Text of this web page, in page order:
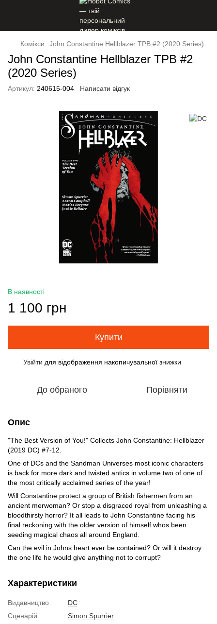
Комікси John Constantine Hellblazer TPB #2 (2020 Series)
John Constantine Hellblazer TPB #2
(2020 Series)
Артикул: 240615-004 Написати відгук
В наявності
1 100 грн
Купити
Увійти для відображення накопичувальної знижки
До обраного Порівняти
Опис
"The Best Version of You!" Collects John Constantine: Hellblazer
(2019 DC) #7-12.
One of DCs and the Sandman Universes most iconic characters
is back for more dark and twisted antics in volume two of one of
the most critically acclaimed series of the year!
Will Constantine protect a group of British fishermen from an
ancient merwoman? Or stop a disgraced royal from unleashing a
bloodthirsty horror? It all leads to John Constantine facing his
final reckoning with the older version of himself whos been
seeding magical chaos all around England.
Can the evil in Johns heart ever be contained? Or will it destroy
the one life he would give anything not to corrupt?
Характеристики
Видавництво
DC
Сценарій
Simon Spurrier